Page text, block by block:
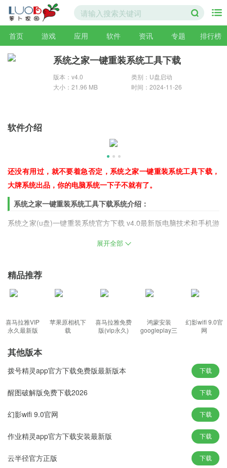
首页 游戏 应用 软件 资讯 专题 排行榜
系统之家一键重装系统工具下载
版本：v4.0
类别：U盘启动
大小：21.96 MB
时间：2024-11-26
软件介绍
还没有用过，就不要着急否定，系统之家一键重装系统工具下载，
大牌系统出品，你的电脑系统一下子不就有了。
系统之家一键重装系统工具下载系统介绍：
系统之家(u盘)一键重装系统官方下载 v4.0最新版电脑技术和手机游
系统运行方案及驱动处理方式，重新安装系统只需几次生产线操作
系统之家一键重装系统工具下载功能特色：
2、整合各种微软常用的库文件，建议使用硬盘安装，自行设定任何
3、提供简单可靠的软件安装程序，确保没有特洛伊木马病毒和垃圾
文件，以最快的速度重新组装整个系统。
4、系统版本选择多元化内置，提高了系统重新设置的选择性和灵活
性，只要用鼠标点击“daum”
1、只需两个按钮就可以重新组装系统，能够完美地运行各种大型游
戏和软件，保证系统运行。
展开全部
精品推荐
喜马拉雅VIP
永久最新版
苹果原相机下
载
喜马拉雅免费
版(vip永久)
鸿蒙安装
googleplay三
幻影wifi 9.0官
网
其他版本
拨号精灵app官方下载免费版最新版本 下载
醒图破解版免费下载2026 下载
幻影wifi 9.0官网 下载
作业精灵app官方下载安装最新版 下载
云半径官方正版 下载